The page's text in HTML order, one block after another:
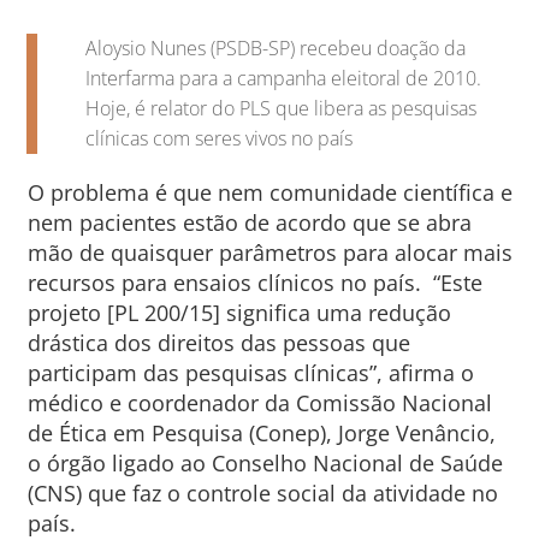
Aloysio Nunes (PSDB-SP) recebeu doação da
Interfarma para a campanha eleitoral de 2010.
Hoje, é relator do PLS que libera as pesquisas
clínicas com seres vivos no país
O problema é que nem comunidade científica e
nem pacientes estão de acordo que se abra
mão de quaisquer parâmetros para alocar mais
recursos para ensaios clínicos no país. “Este
projeto [PL 200/15] significa uma redução
drástica dos direitos das pessoas que
participam das pesquisas clínicas”, afirma o
médico e coordenador da Comissão Nacional
de Ética em Pesquisa (Conep), Jorge Venâncio,
o órgão ligado ao Conselho Nacional de Saúde
(CNS) que faz o controle social da atividade no
país.